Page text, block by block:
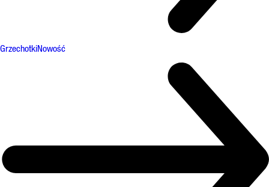
GrzechotkiNowość